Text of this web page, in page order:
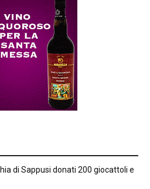
di Sappusi donati 200 giocattoli e